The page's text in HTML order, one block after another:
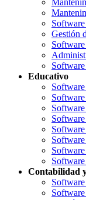
Gestión
Educativo
Contabilidad
Software